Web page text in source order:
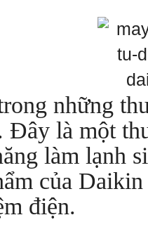
những
Đây là một
làm lạnh
của
điện.